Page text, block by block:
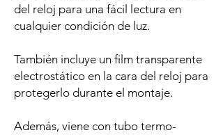
del reloj para una fácil lectura en
cualquier condición de luz.
También incluye un film transparente
electrostático en la cara del reloj para
protegerlo durante el montaje.
Además, viene con tubo termo-